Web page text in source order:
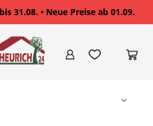
31.08. • Neue Preise ab 01.09.